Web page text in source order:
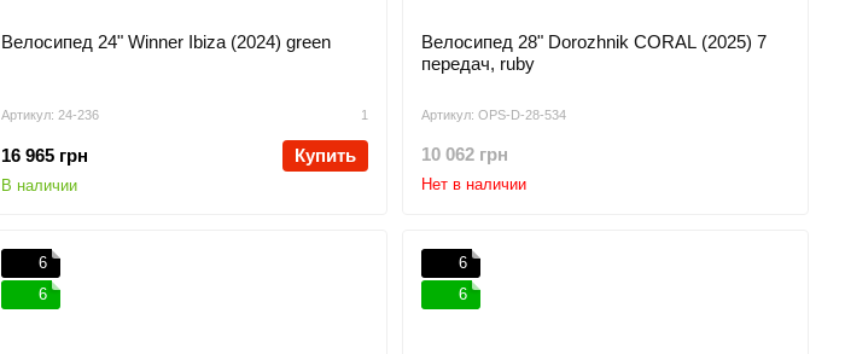
Артикул: 24-236 1
Велосипед 24" Winner Ibiza (2024) green
16 965 грн Купить
В наличии
Артикул: OPS-D-28-534
Велосипед 28" Dorozhnik CORAL (2025) 7
передач, ruby
10 062 грн
Нет в наличии
6
6
6
6